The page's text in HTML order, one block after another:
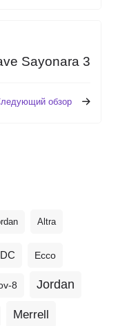
Sayonara 3
обзор
Altra
DC Ecco
8 Jordan
Merrell